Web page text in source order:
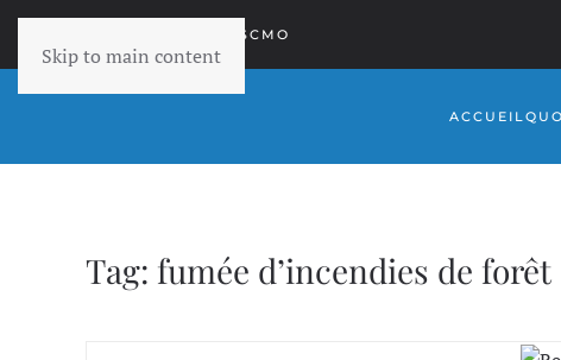
Skip to main content
RETOURNER À SCMO
ACCUEIL
Tag: fumée d’incendies de forêt